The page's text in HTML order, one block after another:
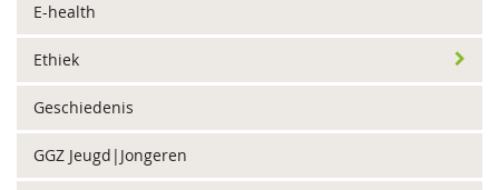
E-health
Ethiek
Geschiedenis
GGZ Jeugd|Jongeren